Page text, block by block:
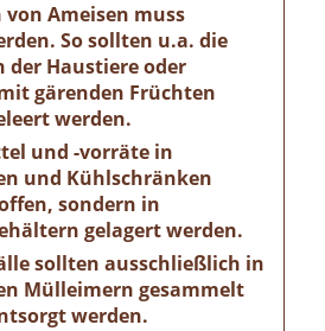
von Ameisen muss
So sollten u.a. die
der Haustiere oder
gärenden Früchten
werden.
und -vorräte in
und Kühlschränken
sondern in
gelagert werden.
sollten ausschließlich in
Mülleimern gesammelt
werden.